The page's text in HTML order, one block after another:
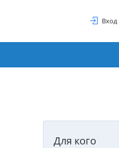
Вход
Для кого